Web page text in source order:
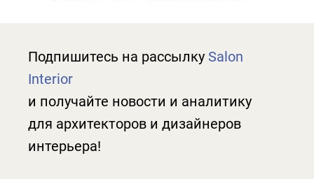
Подпишитесь на рассылку Salon
Interior
и получайте новости и аналитику
для архитекторов и дизайнеров
интерьера!